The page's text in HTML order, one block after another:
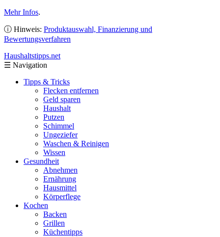
Mehr Infos.
ⓘ Hinweis: Produktauswahl, Finanzierung und
Bewertungsverfahren
Haushaltstipps.net
☰ Navigation
Tipps & Tricks
Flecken entfernen
Geld sparen
Haushalt
Putzen
Schimmel
Ungeziefer
Waschen & Reinigen
Wissen
Gesundheit
Abnehmen
Ernährung
Hausmittel
Körperflege
Kochen
Backen
Grillen
Küchentipps